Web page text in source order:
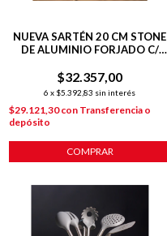
NUEVA SARTÉN 20 CM STONE
DE ALUMINIO FORJADO C/
INDUCCIÓN
$32.357,00
6 x $5.392,83 sin interés
$29.121,30con Transferencia o
depósito
COMPRAR